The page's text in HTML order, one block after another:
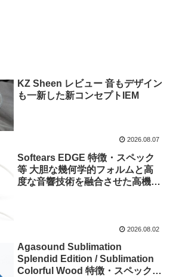
KZ Sheen レビュー 音もデザイン
も一新した新コンセプトIEM
2026.08.07
Softears EDGE 特徴・スペック
等 大胆な幾何学的フォルムと高
度な音響技術を融合させた高機能
2026.08.02
Agasound Sublimation
Splendid Edition / Sublimation
Colorful Wood 特徴・スペック等